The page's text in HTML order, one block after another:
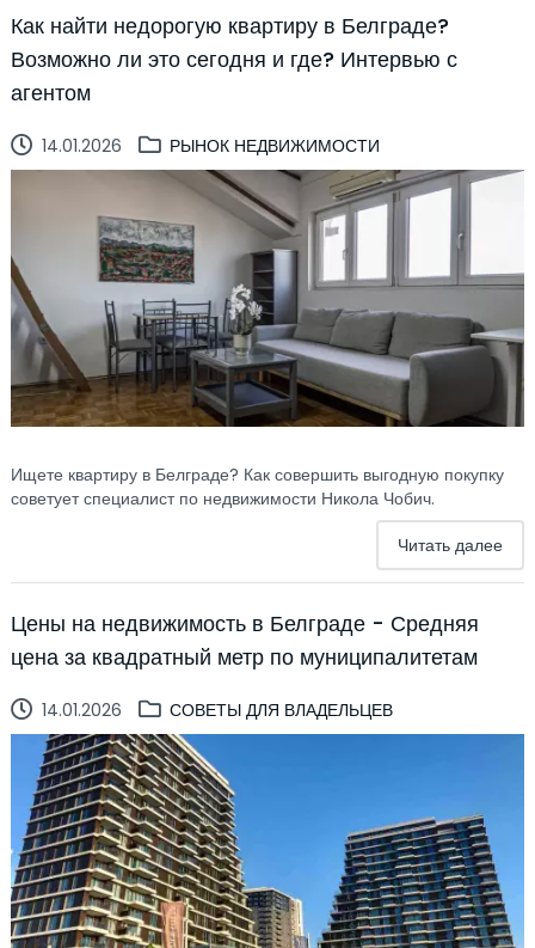
Как найти недорогую квартиру в Белграде?
Возможно ли это сегодня и где? Интервью с
агентом
14.01.2026 РЫНОК НЕДВИЖИМОСТИ
Ищете квартиру в Белграде? Как совершить выгодную покупку
советует специалист по недвижимости Никола Чобич.
Читать далее
Цены на недвижимость в Белграде - Средняя
цена за квадратный метр по муниципалитетам
14.01.2026 СОВЕТЫ ДЛЯ ВЛАДЕЛЬЦЕВ